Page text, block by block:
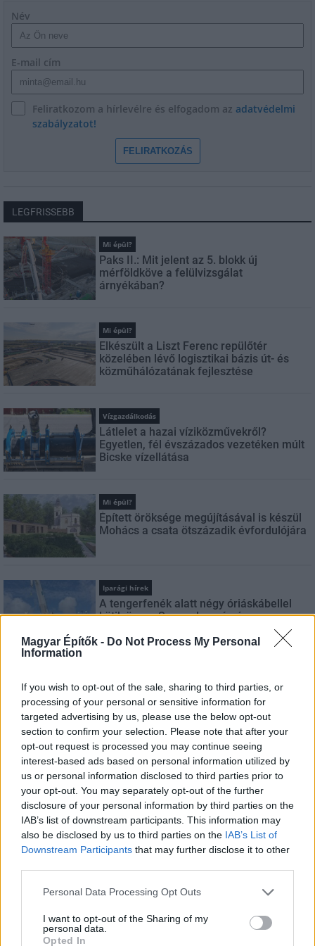
Magyar Építők - Do Not Process My Personal
Information
If you wish to opt-out of the sale, sharing to third parties, or
processing of your personal or sensitive information for
targeted advertising by us, please use the below opt-out
section to confirm your selection. Please note that after your
opt-out request is processed you may continue seeing
interest-based ads based on personal information utilized by
us or personal information disclosed to third parties prior to
your opt-out. You may separately opt-out of the further
disclosure of your personal information by third parties on the
IAB’s list of downstream participants. This information may
also be disclosed by us to third parties on the IAB’s List of
Downstream Participants that may further disclose it to other
Please note that this website/app uses one or more Google
not limited to your visit or usage behaviour. You may click to
grant or deny consent to Google and its third-party tags to
Personal Data Processing Opt Outs
I want to opt-out of the Sharing of my
personal data.
Opted In
Név
E-mail cím
Feliratkozom a hírlevélre és elfogadom az adatvédelmi
szabályzatot!
FELIRATKOZÁS
LEGFRISSEBB
Mi épül?
Paks II.: Mit jelent az 5. blokk új
mérföldköve a felülvizsgálat
árnyékában?
Mi épül?
Elkészült a Liszt Ferenc repülőtér
közelében lévő logisztikai bázis út- és
közműhálózatának fejlesztése
Vízgazdálkodás
Látlelet a hazai víziközművekről?
Egyetlen, fél évszázados vezetéken múlt
Bicske vízellátása
Mi épül?
Épített öröksége megújításával is készül
Mohács a csata ötszázadik évfordulójára
Iparági hírek
A tengerfenék alatt négy óriáskábellel
kötik össze Spanyolország és
Franciaország villamosenergia-hálózatát
KIRAKAT
Kirakat
Tető, ami évtizedeken át gondoskodik a családról